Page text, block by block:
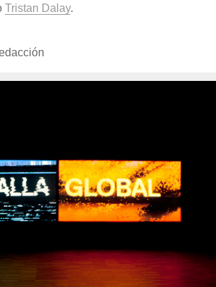
Tristan Dalay.
www.experimenta.es/author/redaccion/